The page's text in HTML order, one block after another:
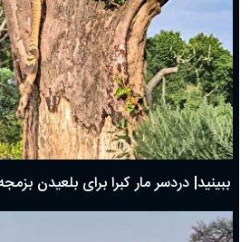
ببینید| دردسر مار کبرا برای بلعیدن